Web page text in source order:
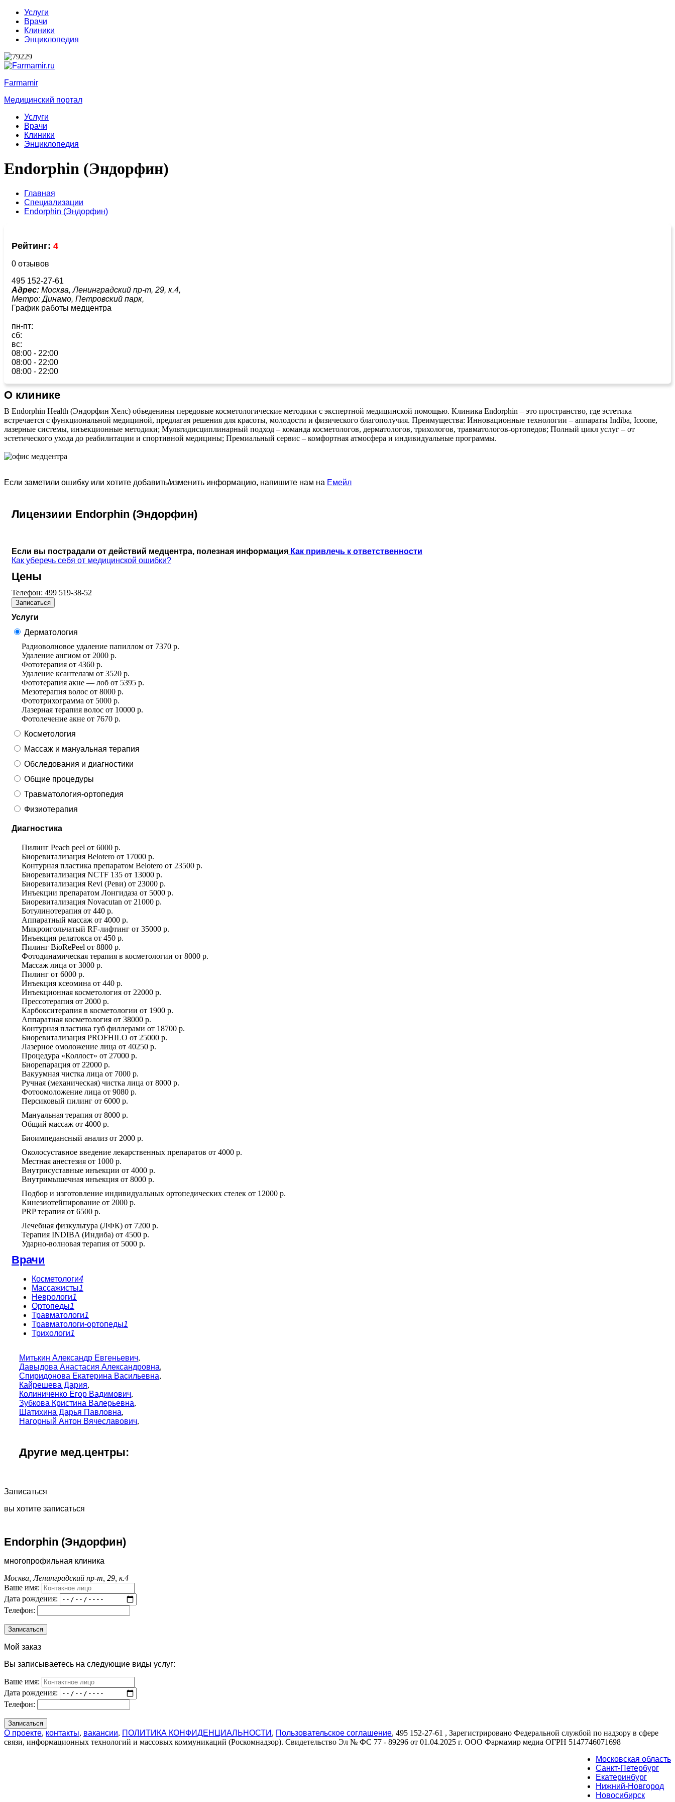
Услуги
Врачи
Клиники
Энциклопедия
Farmamir
Медицинский портал
Услуги
Врачи
Клиники
Энциклопедия
Endorphin (Эндорфин)
Главная
Специализации
Endorphin (Эндорфин)
Рейтинг: 4
0 отзывов
495 152-27-61
Адрес: Москва, Ленинградский пр-т, 29, к.4,
Метро:Динамо, Петровский парк,
График работы медцентра
пн-пт:
сб:
вс:
08:00 - 22:00
08:00 - 22:00
08:00 - 22:00
О клинике
В Endorphin Health (Эндорфин Хелс) объеденины передовые косметологические методики с экспертной медицинской помощью. Клиника Endorphin – это пространство, где эстетика
встречается с функциональной медициной, предлагая решения для красоты, молодости и физического благополучия. Преимущества: Инновационные технологии – аппараты Indiba, Icoone,
лазерные системы, инъекционные методики; Мультидисциплинарный подход – команда косметологов, дерматологов, трихологов, травматологов-ортопедов; Полный цикл услуг – от
эстетического ухода до реабилитации и спортивной медицины; Премиальный сервис – комфортная атмосфера и индивидуальные программы.
Если заметили ошибку или хотите добавить/изменить информацию, напишите нам на Емейл
Лицензиии Endorphin (Эндорфин)
Если вы пострадали от действий медцентра, полезная информация Как привлечь к ответственности
Как уберечь себя от медицинской ошибки?
Цены
Телефон: 499 519-38-52
Записаться
Услуги
Дерматология
Радиоволновое удаление папиллом от 7370 р.
Удаление ангиом от 2000 р.
Фототерапия от 4360 р.
Удаление ксантелазм от 3520 р.
Фототерапия акне — лоб от 5395 р.
Мезотерапия волос от 8000 р.
Фототрихограмма от 5000 р.
Лазерная терапия волос от 10000 р.
Фотолечение акне от 7670 р.
Косметология
Массаж и мануальная терапия
Обследования и диагностики
Общие процедуры
Травматология-ортопедия
Физиотерапия
Диагностика
Пилинг Peach peel от 6000 р.
Биоревитализация Belotero от 17000 р.
Контурная пластика препаратом Belotero от 23500 р.
Биоревитализация NCTF 135 от 13000 р.
Биоревитализация Revi (Реви) от 23000 р.
Инъекции препаратом Лонгидаза от 5000 р.
Биоревитализация Novacutan от 21000 р.
Ботулинотерапия от 440 р.
Аппаратный массаж от 4000 р.
Микроигольчатый RF-лифтинг от 35000 р.
Инъекция релатокса от 450 р.
Пилинг BioRePeel от 8800 р.
Фотодинамическая терапия в косметологии от 8000 р.
Массаж лица от 3000 р.
Пилинг от 6000 р.
Инъекция ксеомина от 440 р.
Инъекционная косметология от 22000 р.
Прессотерапия от 2000 р.
Карбокситерапия в косметологии от 1900 р.
Аппаратная косметология от 38000 р.
Контурная пластика губ филлерами от 18700 р.
Биоревитализация PROFHILO от 25000 р.
Лазерное омоложение лица от 40250 р.
Процедура «Коллост» от 27000 р.
Биорепарация от 22000 р.
Вакуумная чистка лица от 7000 р.
Ручная (механическая) чистка лица от 8000 р.
Фотоомоложение лица от 9080 р.
Персиковый пилинг от 6000 р.
Мануальная терапия от 8000 р.
Общий массаж от 4000 р.
Биоимпедансный анализ от 2000 р.
Околосуставное введение лекарственных препаратов от 4000 р.
Местная анестезия от 1000 р.
Внутрисуставные инъекции от 4000 р.
Внутримышечная инъекция от 8000 р.
Подбор и изготовление индивидуальных ортопедических стелек от 12000 р.
Кинезиотейпирование от 2000 р.
PRP терапия от 6500 р.
Лечебная физкультура (ЛФК) от 7200 р.
Терапия INDIBA (Индиба) от 4500 р.
Ударно-волновая терапия от 5000 р.
Врачи
Косметологи4
Массажисты1
Неврологи1
Ортопеды1
Травматологи1
Травматологи-ортопеды1
Трихологи1
Митькин Александр Евгеньевич,
Давыдова Анастасия Александровна,
Спиридонова Екатерина Васильевна,
Кайрешева Дария,
Колиниченко Егор Вадимович,
Зубкова Кристина Валерьевна,
Шатихина Дарья Павловна,
Нагорный Антон Вячеславович,
Другие мед.центры:
Записаться
вы хотите записаться
Endorphin (Эндорфин)
многопрофильная клиника
Москва, Ленинградский пр-т, 29, к.4
Ваше имя:
Дата рождения:
Телефон:
Мой заказ
Вы записываетесь на следующие виды услуг:
Ваше имя:
Дата рождения:
Телефон:
О проекте, контакты, вакансии, ПОЛИТИКА КОНФИДЕНЦИАЛЬНОСТИ , Пользовательское соглашение, 495 152-27-61 , Зарегистрировано Федеральной службой по надзору в сфере
связи, информационных технологий и массовых коммуникаций (Роскомнадзор). Свидетельство Эл № ФС 77 - 89296 от 01.04.2025 г. ООО Фармамир медиа ОГРН 5147746071698
Московская область
Санкт-Петербург
Екатеринбург
Нижний-Новгород
Новосибирск